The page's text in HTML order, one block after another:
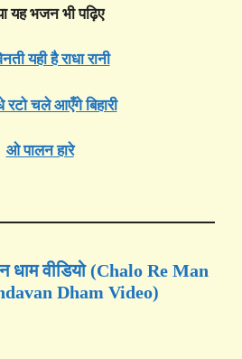
यह भजन भी पढ़िए
यही है राधा रानी
रटो चले आएँगे बिहारी
ओ पालन हारे
धाम वीडियो (Chalo Re Man
Dham Video)